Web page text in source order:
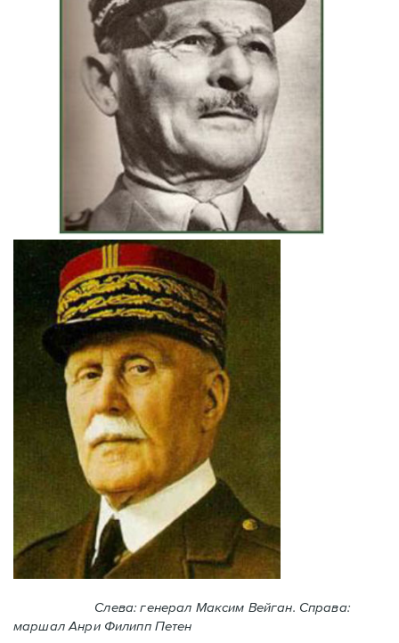
Слева: генерал Максим Вейган. Справа:
маршал Анри Филипп Петен